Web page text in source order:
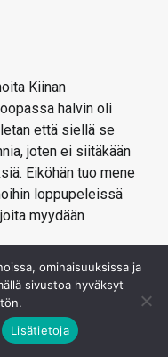
Kiinan
halvin oli
että siellä se
joten ei siitäkään
Eiköhän tuo mene
loppupeleissä
myydään
jossa AIB myy
MSRP hintaan, kun
pinnaa
ominaisuuksissa ja
sivustoa hyväksyt
Lisätietoja